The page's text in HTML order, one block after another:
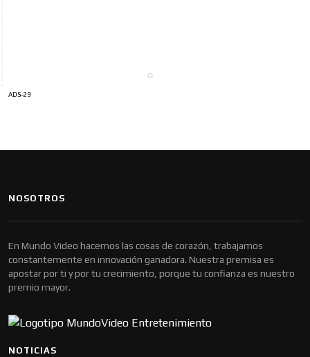
ADS-29
NOSOTROS
En Mundo Video hacemos las cosas de corazón, trabajamos
constantemente en innovación ganadora. Nuestra premisa es
apostar por ti y por tu crecimiento, porque tu confianza es nuestro
premio mayor.
NOTICIAS